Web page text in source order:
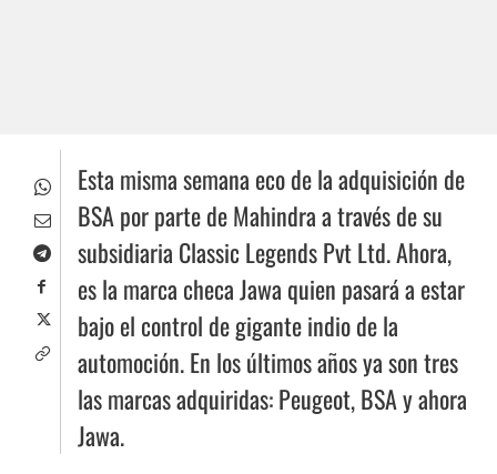
Esta misma semana eco de la adquisición de
BSA por parte de Mahindra a través de su
subsidiaria Classic Legends Pvt Ltd. Ahora,
es la marca checa Jawa quien pasará a estar
bajo el control de gigante indio de la
automoción. En los últimos años ya son tres
las marcas adquiridas: Peugeot, BSA y ahora
Jawa.